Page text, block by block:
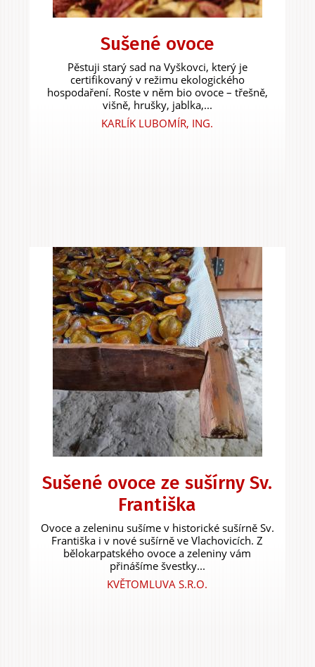
Sušené ovoce
Pěstuji starý sad na Vyškovci, který je
certifikovaný v režimu ekologického
hospodaření. Roste v něm bio ovoce – třešně,
višně, hrušky, jablka,...
KARLÍK LUBOMÍR, ING.
Sušené ovoce ze sušírny Sv.
Františka
Ovoce a zeleninu sušíme v historické sušírně Sv.
Františka i v nové sušírně ve Vlachovicích. Z
bělokarpatského ovoce a zeleniny vám
přinášíme švestky...
KVĚTOMLUVA S.R.O.